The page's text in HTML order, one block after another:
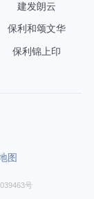
建发朗云
保利和颂文华
保利锦上印
图
号